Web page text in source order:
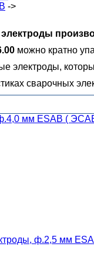
->
можно кратно
сварочных
мм ESAB (
ф.2,5 мм